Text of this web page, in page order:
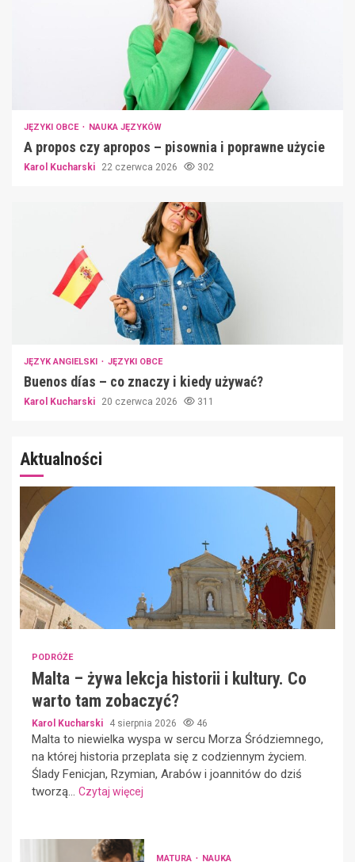
JĘZYKI OBCE NAUKA JĘZYKÓW
A propos czy apropos – pisownia i poprawne użycie
Karol Kucharski 22 czerwca 2026 302
JĘZYK ANGIELSKI JĘZYKI OBCE
Buenos días – co znaczy i kiedy używać?
Karol Kucharski 20 czerwca 2026 311
Aktualności
PODRÓŻE
Malta – żywa lekcja historii i kultury. Co
warto tam zobaczyć?
Karol Kucharski 4 sierpnia 2026 46
Malta to niewielka wyspa w sercu Morza Śródziemnego,
na której historia przeplata się z codziennym życiem.
Ślady Fenicjan, Rzymian, Arabów i joannitów do dziś
tworzą... Czytaj więcej
MATURA NAUKA